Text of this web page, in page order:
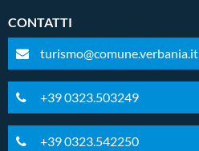
CONTATTI
turismo@comune.verbania.it
+39 0323.503249
+39 0323.542250